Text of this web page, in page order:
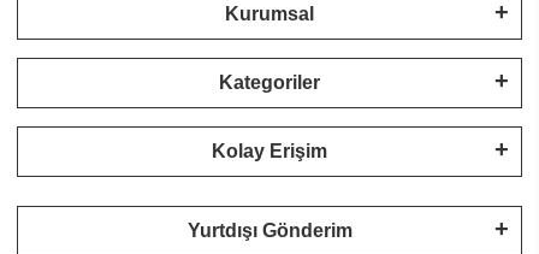
Kurumsal
Kategoriler
Kolay Erişim
Yurtdışı Gönderim